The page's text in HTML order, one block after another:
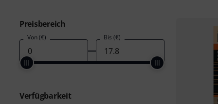
Preisbereich
Von (€) Bis (€)
Verfügbarkeit